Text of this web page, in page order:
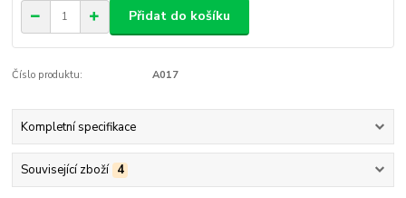
Přidat do košíku
Číslo produktu: A017
Kompletní specifikace
Související zboží 4